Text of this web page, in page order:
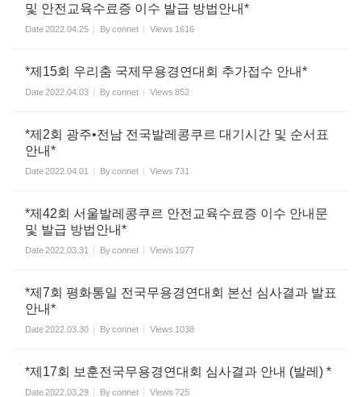
및 안전교육수료증 이수 발급 방법안내*
Date2022.04.25 Byconnet Views 1616
*제15회 우리춤 국제무용경연대회 추가접수 안내*
Date2022.04.03 Byconnet Views 852
*제2회 광주•전남 전국발레콩쿠르 대기시간 및 순서표
안내*
Date2022.04.01 Byconnet Views 731
*제42회 서울발레콩쿠르 안전교육수료증 이수 안내문
및 발급 방법안내*
Date2022.03.31 Byconnet Views 1077
*제7회 평화통일 전국무용경연대회 본선 심사결과 발표
안내*
Date2022.03.30 Byconnet Views 1038
*제17회 보훈전국무용경연대회 심사결과 안내 (발레) *
Date2022.03.29 Byconnet Views 725